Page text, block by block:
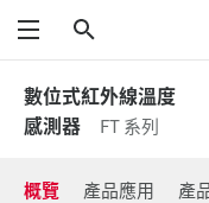
功能表
數位式紅外線溫度
感測器
FT 系列
概覽 產品應用 產